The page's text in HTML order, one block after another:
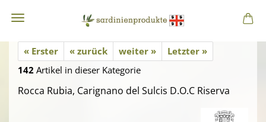
« Erster « zurück weiter »
Letzter »
142 Artikel in dieser Kategorie
Rocca Rubia, Carignano del Sulcis D.O.C Riserva